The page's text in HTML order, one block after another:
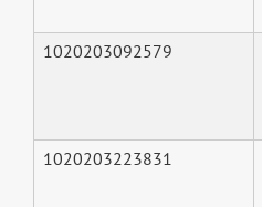
1020203092579
1020203223831